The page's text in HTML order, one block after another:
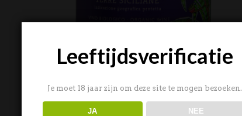
Leeftijdsverificatie
Je moet 18 jaar zijn om deze site te mogen bezoeken.
JA NEE